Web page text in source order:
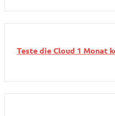
Teste die Cloud 1 Monat